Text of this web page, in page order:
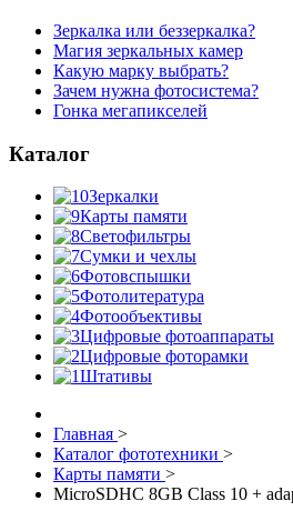
Зеркалка или беззеркалка?
Магия зеркальных камер
Какую марку выбрать?
Зачем нужна фотосистема?
Гонка мегапикселей
Каталог
Зеркалки
Карты памяти
Светофильтры
Сумки и чехлы
Фотовспышки
Фотолитература
Фотообъективы
Цифровые фотоаппараты
Цифровые фоторамки
Штативы
Главная >
Каталог фототехники >
Карты памяти >
MicroSDHC 8GB Class 10 +